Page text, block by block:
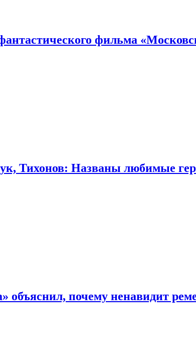
фильма
Тихонов: Названы любимые
объяснил, почему ненавидит